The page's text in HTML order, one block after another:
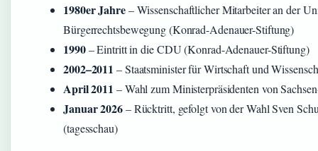
1980er Jahre– Wissenschaftlicher Mitarbeiter an der
Bürgerrechtsbewegung (Konrad-Adenauer-Stiftung)
1990– Eintritt in die CDU (Konrad-Adenauer-Stiftung)
2002–2011 – Staatsminister für Wirtschaft und
April 2011 – Wahl zum Ministerpräsidenten von
Januar 2026– Rücktritt, gefolgt von der Wahl Sven
(tagesschau)